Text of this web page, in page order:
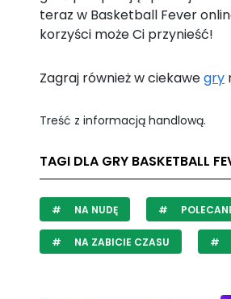
teraz w Basketball Fever
korzyści może Ci przynieść!
Zagraj również w ciekawegry
Treść z informacją handlową.
TAGI DLA GRY BASKETBALL
NA NUDĘ
NA ZABICIE CZASU